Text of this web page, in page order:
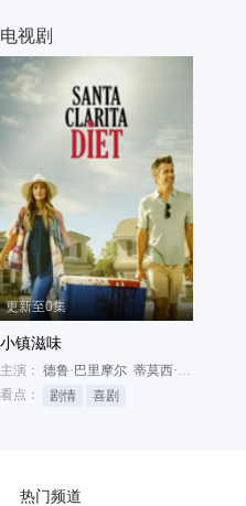
电视剧
更新至0集
小镇滋味
主演： 德鲁·巴里摩尔 蒂莫西·奥利芬特
看点：
剧情 喜剧
热门频道